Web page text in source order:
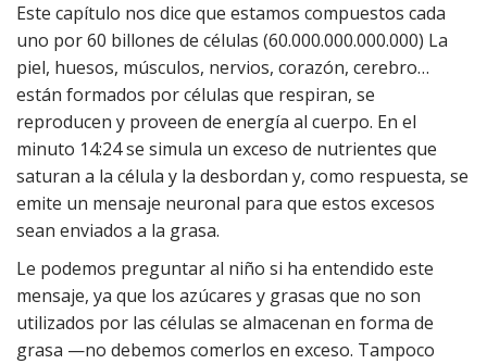
Este capítulo nos dice que estamos compuestos cada
uno por 60 billones de células (60.000.000.000.000) La
piel, huesos, músculos, nervios, corazón, cerebro…
están formados por células que respiran, se
reproducen y proveen de energía al cuerpo. En el
minuto 14:24 se simula un exceso de nutrientes que
saturan a la célula y la desbordan y, como respuesta, se
emite un mensaje neuronal para que estos excesos
sean enviados a la grasa.
Le podemos preguntar al niño si ha entendido este
mensaje, ya que los azúcares y grasas que no son
utilizados por las células se almacenan en forma de
grasa —no debemos comerlos en exceso. Tampoco